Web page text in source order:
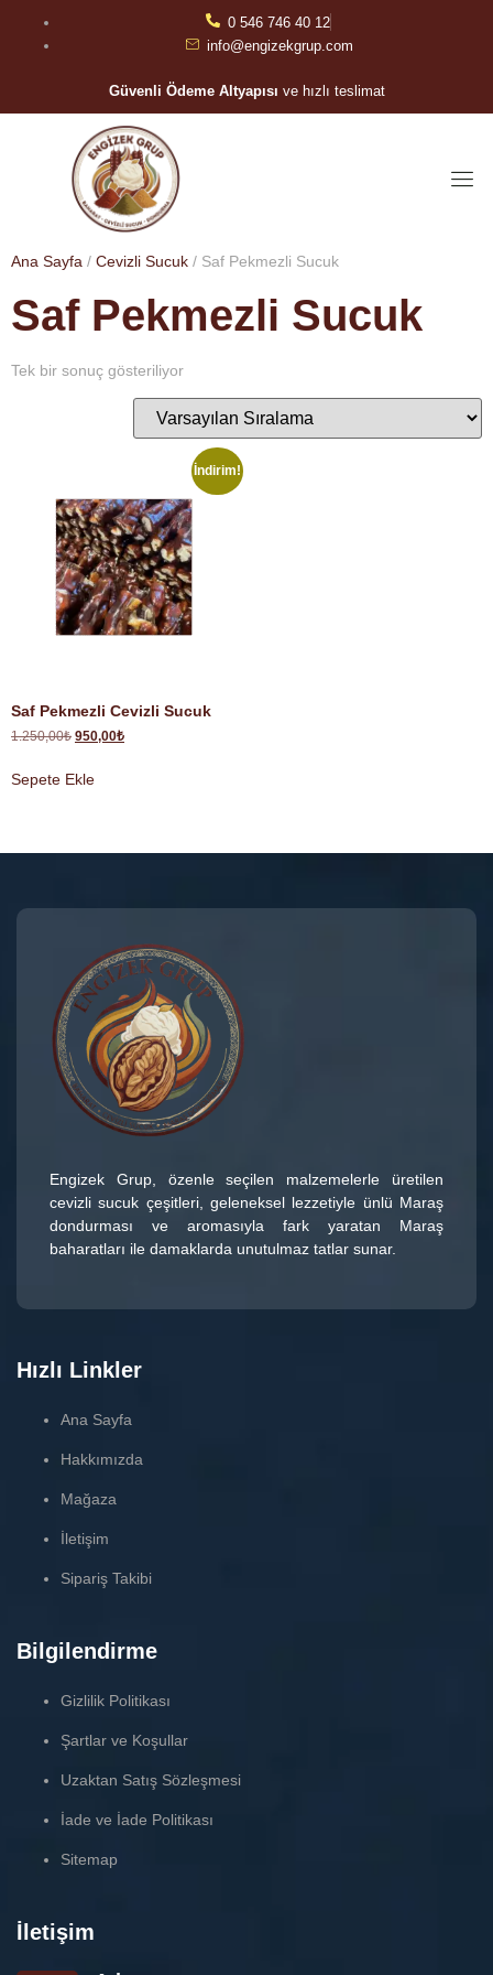
0 546 746 40 12
info@engizekgrup.com
Güvenli Ödeme Altyapısı ve hızlı teslimat
Ana Sayfa / Cevizli Sucuk / Saf Pekmezli Sucuk
Saf Pekmezli Sucuk
Tek bir sonuç gösteriliyor
İndirim!
Saf Pekmezli Cevizli Sucuk
1.250,00₺ 950,00₺
Sepete Ekle
Engizek Grup, özenle seçilen malzemelerle üretilen
cevizli sucuk çeşitleri, geleneksel lezzetiyle ünlü Maraş
dondurması ve aromasıyla fark yaratan Maraş
baharatları ile damaklarda unutulmaz tatlar sunar.
Hızlı Linkler
Ana Sayfa
Hakkımızda
Mağaza
İletişim
Sipariş Takibi
Bilgilendirme
Gizlilik Politikası
Şartlar ve Koşullar
Uzaktan Satış Sözleşmesi
İade ve İade Politikası
Sitemap
İletişim